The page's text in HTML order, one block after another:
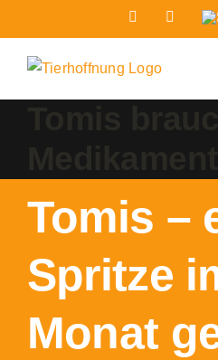
Inhalt
springen
Facebook
Tomis –
Spritze
Monat